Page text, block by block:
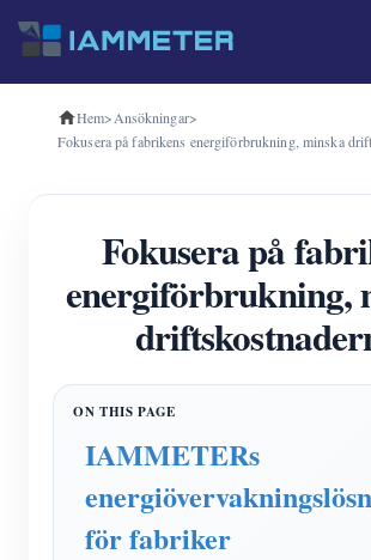
Produkter
Trefas Wi-Fi energimätare
Trefas Wi-Fi energimätare
IAMMETER Cloud Pro
Självhotelltjänst
EV laddare
IAMMETER Simulator
Hem>Ansökningar>
Fokusera på fabrikens energiförbrukning, minska
Fokusera på
energiförbrukning,
IAMMETERs
för fabriker